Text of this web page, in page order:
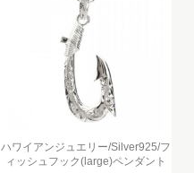
ハワイアンジュエリー/Silver925/フ
ィッシュフック(large)ペンダント